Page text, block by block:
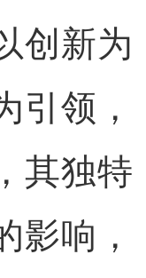
创新为
引领，
其独特
影响，